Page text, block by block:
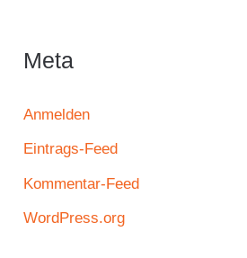
Meta
Anmelden
Eintrags-Feed
Kommentar-Feed
WordPress.org